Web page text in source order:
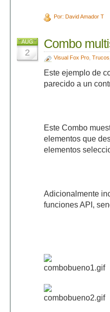
Por: David Amador T
AUG
2
Combo
Visual Fox Pro, Trucos
Este ejemplo de
parecido a un
Este Combo
elementos que
elementos
Adicionalmente
funciones API,